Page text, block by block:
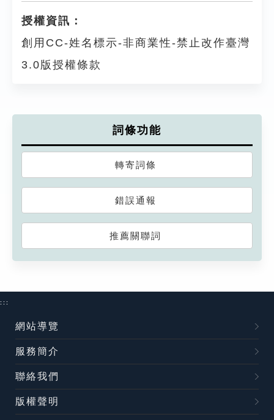
授權資訊：
創用CC-姓名標示-非商業性-禁止改作臺灣
3.0版授權條款
詞條功能
轉寄詞條
錯誤通報
推薦關聯詞
:::
網站導覽
服務簡介
聯絡我們
版權聲明